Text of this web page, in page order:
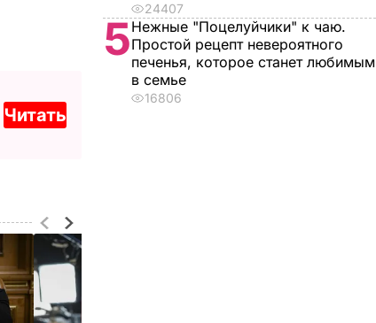
Читать
24407
5Нежные "Поцелуйчики" к чаю.
Простой рецепт невероятного
печенья, которое станет любимым
в семье
16806